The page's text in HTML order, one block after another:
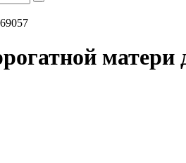
матери